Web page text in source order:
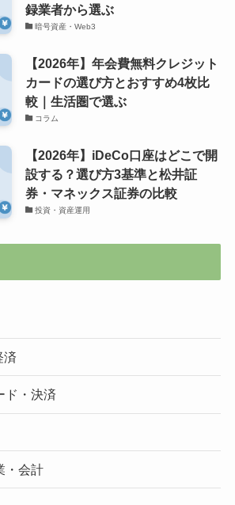
録業者から選ぶ
暗号資産・Web3
【2026年】年会費無料クレジット
カードの選び方とおすすめ4枚比
較｜生活圏で選ぶ
コラム
【2026年】iDeCo口座はどこで開
設する？選び方3基準と松井証
券・マネックス証券の比較
投資・資産運用
済
ド・決済
・会計